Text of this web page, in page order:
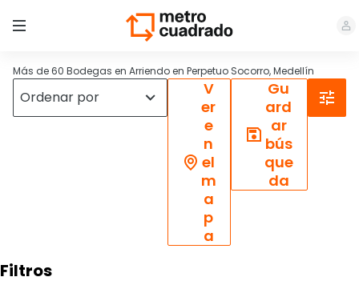
Más de 60 Bodegas en Arriendo en Perpetuo Socorro, Medellín
V
er
e
n
el
m
a
p
a
Gu
ard
ar
bús
que
da
Filtros